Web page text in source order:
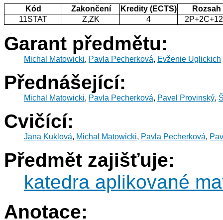
Kód Zakončení Kredity (ECTS)
Rozsah
11STAT
Z,ZK 4
Garant předmětu:
Michal Matowicki, Pavla Pecherková, Evženie Uglickich
Přednášející:
Michal Matowicki, Pavla Pecherková, Pavel Provinský,
Cvičící:
Jana Kuklová, Michal Matowicki, Pavla Pecherková,
Předmět zajišťuje:
katedra aplikované
Anotace: